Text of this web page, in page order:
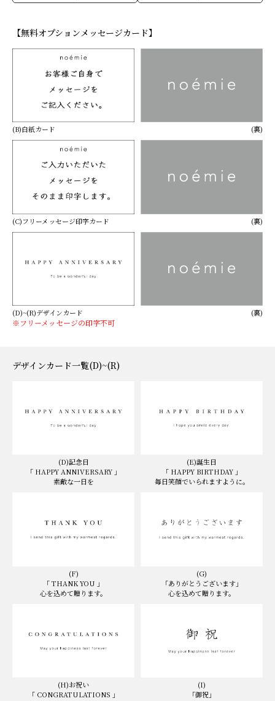
【無料オプションメッセージカード】
(B)白紙カード (裏)
(C)フリーメッセージ印字カード (裏)
(D)~(R)デザインカード (裏)
※フリーメッセージの印字不可
デザインカード一覧(D)~(R)
(D)記念日
「 HAPPY ANNIVERSARY 」
素敵な一日を
(E)誕生日
「 HAPPY BIRTHDAY 」
毎日笑顔でいられますように。
(F)
「 THANK YOU 」
心を込めて贈ります。
(G)
「ありがとうございます」
心を込めて贈ります。
(H)お祝い
「 CONGRATULATIONS 」
(I)
「御祝」